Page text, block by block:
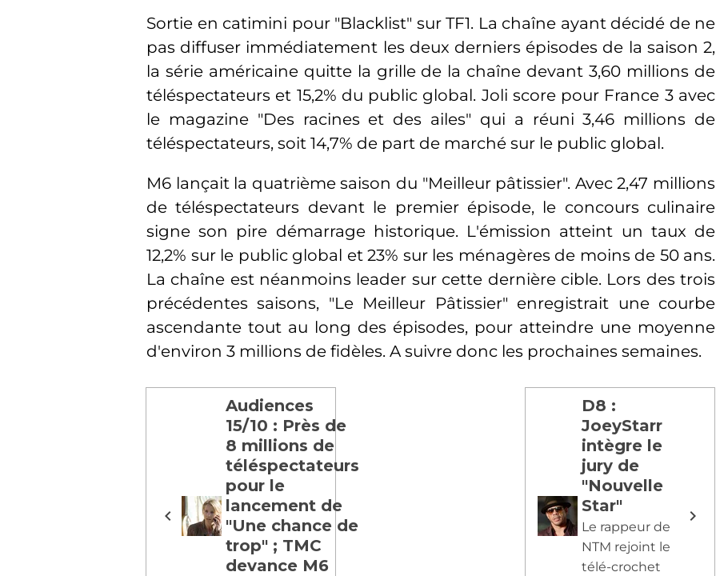
Sortie en catimini pour "Blacklist" sur TF1. La chaîne ayant décidé de ne
pas diffuser immédiatement les deux derniers épisodes de la saison 2,
la série américaine quitte la grille de la chaîne devant 3,60 millions de
téléspectateurs et 15,2% du public global. Joli score pour France 3 avec
le magazine "Des racines et des ailes" qui a réuni 3,46 millions de
téléspectateurs, soit 14,7% de part de marché sur le public global.
M6 lançait la quatrième saison du "Meilleur pâtissier". Avec 2,47 millions
de téléspectateurs devant le premier épisode, le concours culinaire
signe son pire démarrage historique. L'émission atteint un taux de
12,2% sur le public global et 23% sur les ménagères de moins de 50 ans.
La chaîne est néanmoins leader sur cette dernière cible. Lors des trois
précédentes saisons, "Le Meilleur Pâtissier" enregistrait une courbe
ascendante tout au long des épisodes, pour atteindre une moyenne
d'environ 3 millions de fidèles. A suivre donc les prochaines semaines.
Audiences
15/10 : Près de
8 millions de
téléspectateurs
pour le
lancement de
"Une chance de
trop" ; TMC
devance M6
D8 :
JoeyStarr
intègre le
jury de
"Nouvelle
Star"
Le rappeur de
NTM rejoint le
télé-crochet